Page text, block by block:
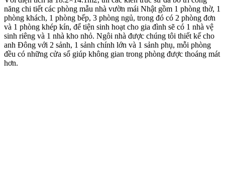
năng chi tiết các phòng mẫu nhà vườn mái Nhật gồm 1 phòng thờ, 1
phòng khách, 1 phòng bếp, 3 phòng ngủ, trong đó có 2 phòng đơn
và 1 phòng khép kín, để tiện sinh hoạt cho gia đình sẽ có 1 nhà vệ
sinh riêng và 1 nhà kho nhỏ. Ngôi nhà được chúng tôi thiết kế cho
anh Đông với 2 sảnh, 1 sảnh chính lớn và 1 sảnh phụ, mỗi phòng
đều có những cửa sổ giúp không gian trong phòng được thoáng mát
hơn.